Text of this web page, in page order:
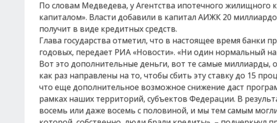
По словам Медведева, у Агентства ипотечного
капиталом». Власти добавили в капитал АИЖК 20
получит в виде кредитных средств.
Глава государства отметил, что в настоящее время банки
годовых, передает РИА «Новости». «Ни один нормальный
Вот это дополнительные деньги, вот те самые миллиарды,
как раз направлены на то, чтобы сбить эту ставку до 15
что еще дополнительное возможное снижение даст
рамках наших территорий, субъектов Федерации. В
восемь или даже восемь с половиной, и мы тем самым